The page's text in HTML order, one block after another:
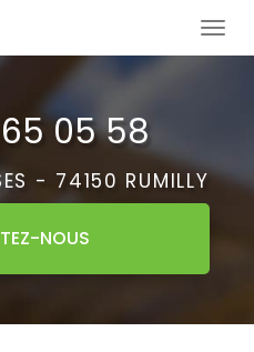
05 58
- 74150 RUMILLY
NOUS